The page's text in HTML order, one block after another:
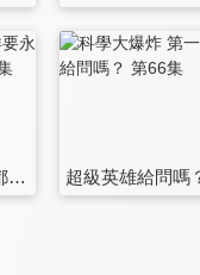
海洋要永續，才能年年都有魚 第65集 超級英雄給問嗎